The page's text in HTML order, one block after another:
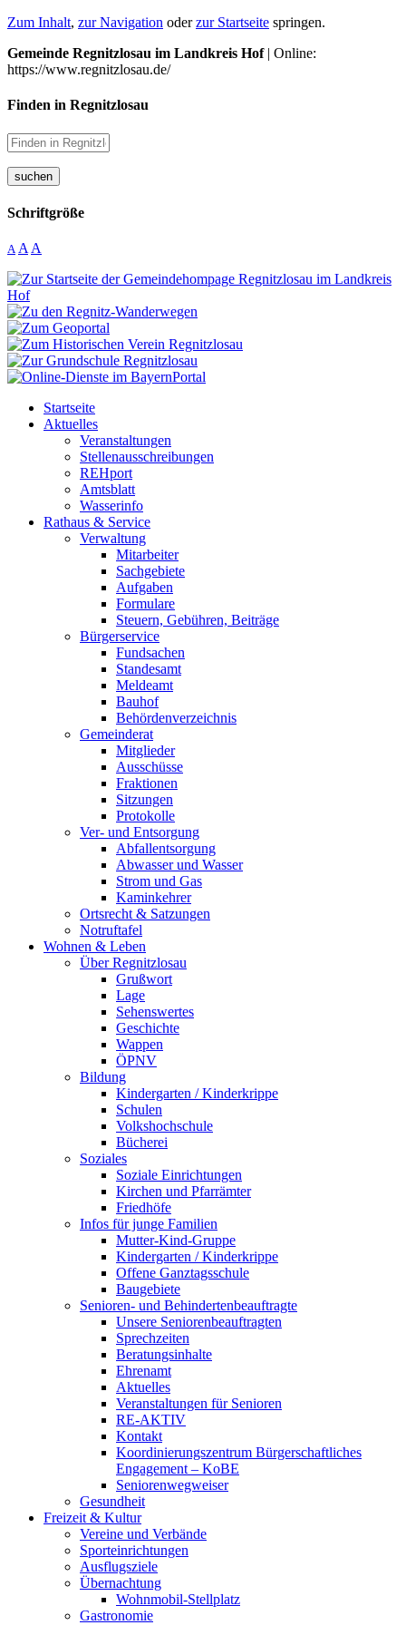
Zum Inhalt, zur Navigation oderzur Startseite springen.
Gemeinde Regnitzlosau im Landkreis Hof| Online:
https://www.regnitzlosau.de/
Finden in Regnitzlosau
suchen
Schriftgröße
A A A
Startseite
Aktuelles
Veranstaltungen
Stellenausschreibungen
REHport
Amtsblatt
Wasserinfo
Rathaus & Service
Verwaltung
Mitarbeiter
Sachgebiete
Aufgaben
Formulare
Steuern, Gebühren, Beiträge
Bürgerservice
Fundsachen
Standesamt
Meldeamt
Bauhof
Behördenverzeichnis
Gemeinderat
Mitglieder
Ausschüsse
Fraktionen
Sitzungen
Protokolle
Ver- und Entsorgung
Abfallentsorgung
Abwasser und Wasser
Strom und Gas
Kaminkehrer
Ortsrecht & Satzungen
Notruftafel
Wohnen & Leben
Über Regnitzlosau
Grußwort
Lage
Sehenswertes
Geschichte
Wappen
ÖPNV
Bildung
Kindergarten / Kinderkrippe
Schulen
Volkshochschule
Bücherei
Soziales
Soziale Einrichtungen
Kirchen und Pfarrämter
Friedhöfe
Infos für junge Familien
Mutter-Kind-Gruppe
Kindergarten / Kinderkrippe
Offene Ganztagsschule
Baugebiete
Senioren- und Behindertenbeauftragte
Unsere Seniorenbeauftragten
Sprechzeiten
Beratungsinhalte
Ehrenamt
Aktuelles
Veranstaltungen für Senioren
RE-AKTIV
Kontakt
Koordinierungszentrum Bürgerschaftliches
Engagement – KoBE
Seniorenwegweiser
Gesundheit
Freizeit & Kultur
Vereine und Verbände
Sporteinrichtungen
Ausflugsziele
Übernachtung
Wohnmobil-Stellplatz
Gastronomie